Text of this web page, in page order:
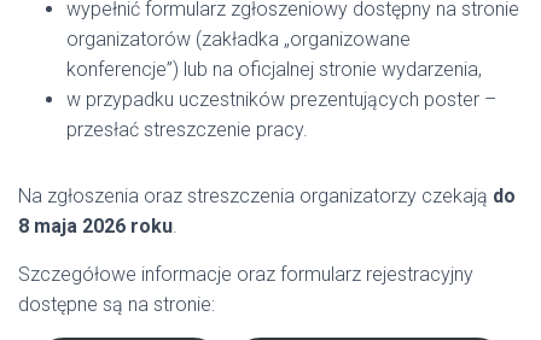
wypełnić formularz zgłoszeniowy dostępny na stronie
organizatorów (zakładka „organizowane
konferencje”) lub na oficjalnej stronie wydarzenia,
w przypadku uczestników prezentujących poster –
przesłać streszczenie pracy.
Na zgłoszenia oraz streszczenia organizatorzy czekają do
8 maja 2026 roku.
Szczegółowe informacje oraz formularz rejestracyjny
dostępne są na stronie: